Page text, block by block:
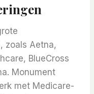
zoals Aetna,
BlueCross
Monument
met Medicare-